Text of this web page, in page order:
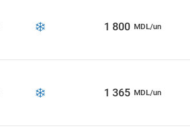
1 800 MDL/un
1 365 MDL/un